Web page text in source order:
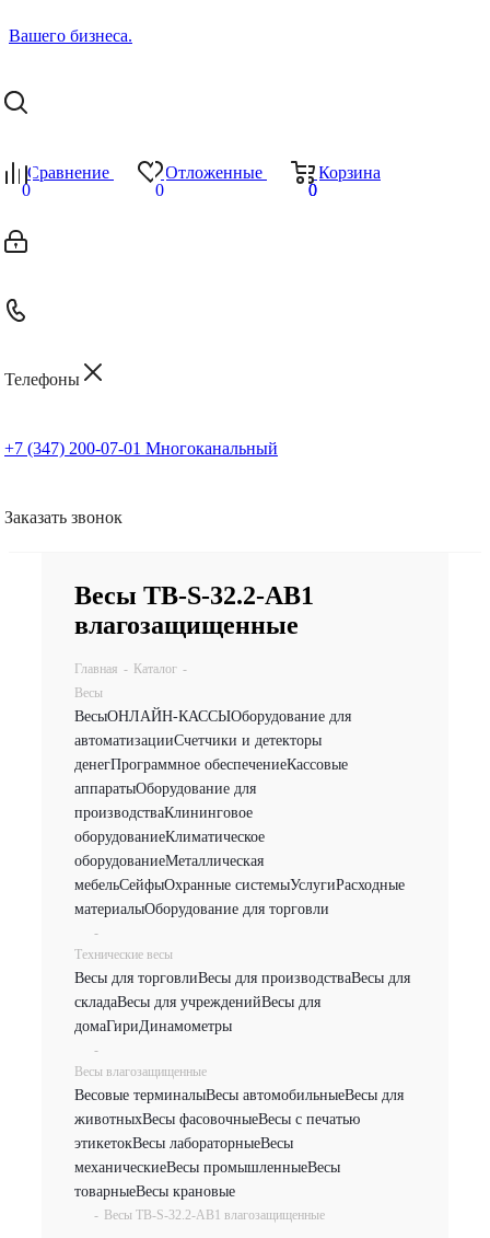
Сравнение
0
Отложенные
0
Корзина
0
0
Телефоны
+7 (347) 200-07-01 Многоканальный
Заказать звонок
Весы TB-S-32.2-АВ1
влагозащищенные
Главная - Каталог -
Весы
ВесыОНЛАЙН-КАССЫОборудование для
автоматизацииСчетчики и детекторы
денегПрограммное обеспечениеКассовые
аппаратыОборудование для
производстваКлининговое
оборудованиеКлиматическое
оборудованиеМеталлическая
мебельСейфыОхранные системыУслугиРасходные
материалыОборудование для торговли
-
Технические весы
Весы для торговлиВесы для производстваВесы для
складаВесы для учрежденийВесы для
домаГириДинамометры
-
Весы влагозащищенные
Весовые терминалыВесы автомобильныеВесы для
животныхВесы фасовочныеВесы с печатью
этикетокВесы лабораторныеВесы
механическиеВесы промышленныеВесы
товарныеВесы крановые
- Весы TB-S-32.2-АВ1 влагозащищенные